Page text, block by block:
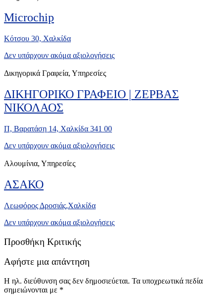
Microchip
Κότσου 30, Xαλκίδα
Δεν υπάρχουν ακόμα αξιολογήσεις
Δικηγορικά Γραφεία, Υπηρεσίες
ΔΙΚΗΓΟΡΙΚΟ ΓΡΑΦΕΙΟ | ΖΕΡΒΑΣ
ΝΙΚΟΛΑΟΣ
Π, Βαρατάση 14, Χαλκίδα 341 00
Δεν υπάρχουν ακόμα αξιολογήσεις
Αλουμίνια, Υπηρεσίες
ΑΣΑΚΟ
Λεωφόρος Δροσιάς,Χαλκίδα
Δεν υπάρχουν ακόμα αξιολογήσεις
Προσθήκη Κριτικής
Αφήστε μια απάντηση
Η ηλ. διεύθυνση σας δεν δημοσιεύεται. Τα υποχρεωτικά πεδία
σημειώνονται με *